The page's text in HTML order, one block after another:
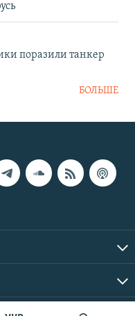
поразили танкер
БОЛЬШЕ